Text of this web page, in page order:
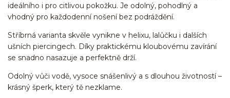
ideálního i pro citlivou pokožku. Je odolný, pohodlný a
vhodný pro každodenní nošení bez podráždění.
Stříbrná varianta skvěle vynikne v helixu, lalůčku i dalších
ušních piercingech. Díky praktickému kloubovému zavírání
se snadno nasazuje a perfektně drží.
Odolný vůči vodě, vysoce snášenlivý a s dlouhou životností –
krásný šperk, který tě nezklame.